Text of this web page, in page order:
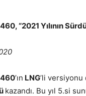
“2021 Yılının
460’ın LNG’li
kazandı. Bu yıl 5.si